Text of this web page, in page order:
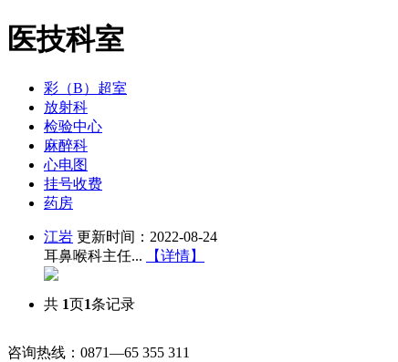
医技科室
彩（B）超室
放射科
检验中心
麻醉科
心电图
挂号收费
药房
江岩 更新时间：2022-08-24
耳鼻喉科主任...
【详情】
共 1页1条记录
咨询热线：0871—65 355 311